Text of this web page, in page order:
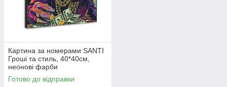
Картина за номерами SANTI
Гроші та стиль, 40*40см,
неонові фарби
Готово до відправки